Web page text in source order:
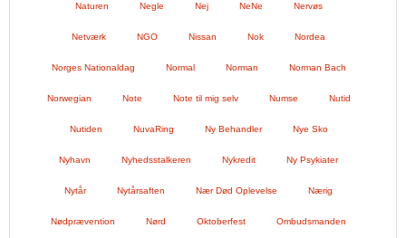
Naturen Negle Nej NeNe Nervøs
Netværk NGO Nissan Nok Nordea
Norges Nationaldag Normal Norman Norman Bach
Norwegian Note Note til mig selv Numse Nutid
Nutiden NuvaRing Ny Behandler Nye Sko
Nyhavn Nyhedsstalkeren Nykredit Ny Psykiater
Nytår Nytårsaften Nær Død Oplevelse Nærig
Nødprævention Nørd Oktoberfest Ombudsmanden